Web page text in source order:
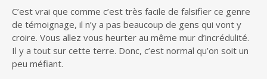
C’est vrai que comme c’est très facile de falsifier ce genre
de témoignage, il n’y a pas beaucoup de gens qui vont y
croire. Vous allez vous heurter au même mur d’incrédulité.
Il y a tout sur cette terre. Donc, c’est normal qu’on soit un
peu méfiant.